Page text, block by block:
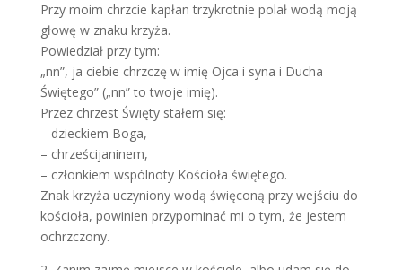
Przy moim chrzcie kapłan trzykrotnie polał wodą moją
głowę w znaku krzyża.
Powiedział przy tym:
„nn”, ja ciebie chrzczę w imię Ojca i syna i Ducha
Świętego” („nn” to twoje imię).
Przez chrzest Święty stałem się:
– dzieckiem Boga,
– chrześcijaninem,
– członkiem wspólnoty Kościoła świętego.
Znak krzyża uczyniony wodą święconą przy wejściu do
kościoła, powinien przypominać mi o tym, że jestem
ochrzczony.